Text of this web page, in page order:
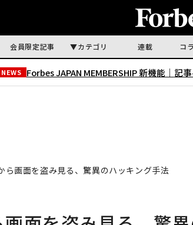
会員限定記事 カテゴリ 連載 コ
NEWS Forbes JAPAN MEMBERSHIP 新機能｜ 記
ら画面を盗み見る、驚異のハッキング手法